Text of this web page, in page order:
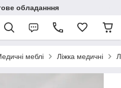
обладанння
меблі Ліжка медичні